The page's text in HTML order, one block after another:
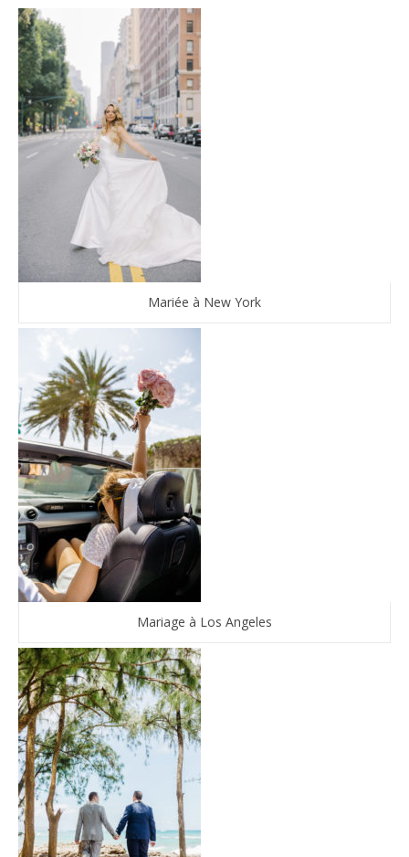
Mariée à New York
Mariage à Los Angeles